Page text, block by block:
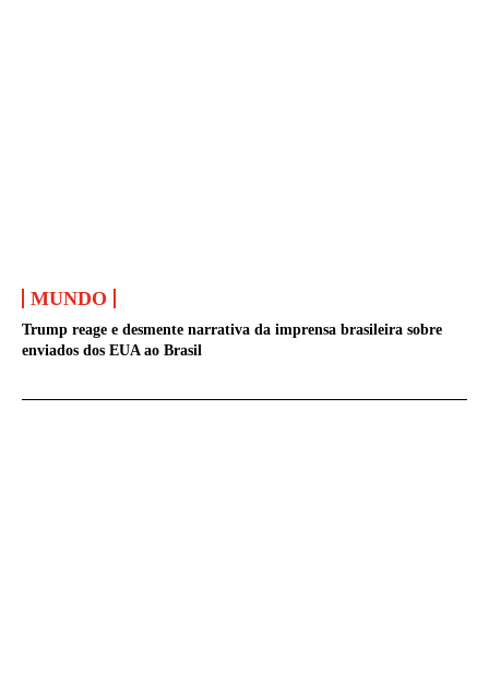
MUNDO
Trump reage e desmente narrativa da imprensa brasileira sobre
enviados dos EUA ao Brasil